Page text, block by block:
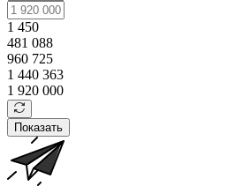
1 450
481 088
960 725
1 440 363
1 920 000
Показать